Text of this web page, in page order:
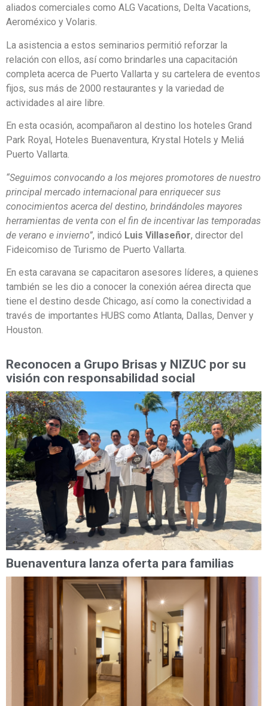
aliados comerciales como ALG Vacations, Delta Vacations,
Aeroméxico y Volaris.
La asistencia a estos seminarios permitió reforzar la
relación con ellos, así como brindarles una capacitación
completa acerca de Puerto Vallarta y su cartelera de eventos
fijos, sus más de 2000 restaurantes y la variedad de
actividades al aire libre.
En esta ocasión, acompañaron al destino los hoteles Grand
Park Royal, Hoteles Buenaventura, Krystal Hotels y Meliá
Puerto Vallarta.
“Seguimos convocando a los mejores promotores de nuestro
principal mercado internacional para enriquecer sus
conocimientos acerca del destino, brindándoles mayores
herramientas de venta con el fin de incentivar las temporadas
de verano e invierno”, indicó Luis Villaseñor, director del
Fideicomiso de Turismo de Puerto Vallarta.
En esta caravana se capacitaron asesores líderes, a quienes
también se les dio a conocer la conexión aérea directa que
tiene el destino desde Chicago, así como la conectividad a
través de importantes HUBS como Atlanta, Dallas, Denver y
Houston.
Reconocen a Grupo Brisas y NIZUC por su
visión con responsabilidad social
Buenaventura lanza oferta para familias